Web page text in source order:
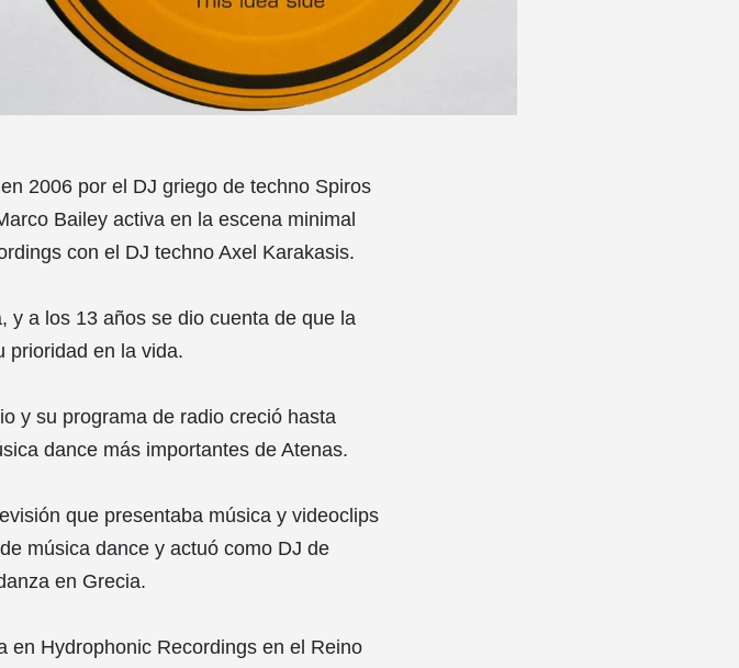
2006 por el DJ griego de techno Spiros
Bailey activa en la escena minimal
con el DJ techno Axel Karakasis.
y a los 13 años se dio cuenta de que la
prioridad en la vida.
y su programa de radio creció hasta
dance más importantes de Atenas.
que presentaba música y videoclips
música dance y actuó como DJ de
en Grecia.
en Hydrophonic Recordings en el Reino